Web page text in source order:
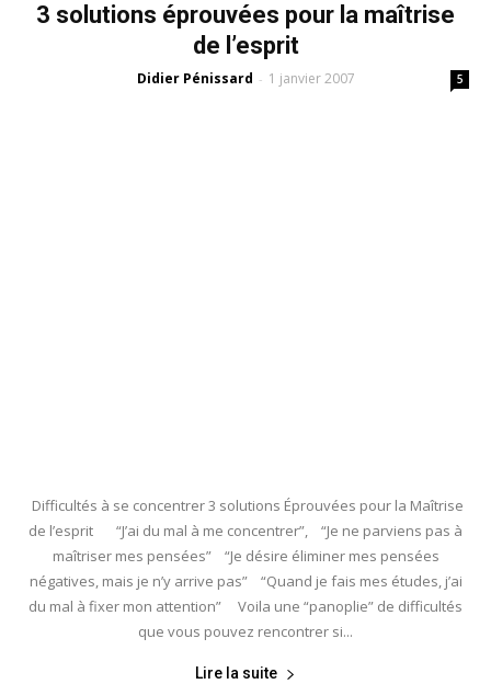
3 solutions éprouvées pour la maîtrise
de l’esprit
Didier Pénissard - 1 janvier 2007 5
Difficultés à se concentrer 3 solutions Éprouvées pour la Maîtrise
de l’esprit “J’ai du mal à me concentrer”, “Je ne parviens pas à
maîtriser mes pensées” “Je désire éliminer mes pensées
négatives, mais je n’y arrive pas” “Quand je fais mes études, j’ai
du mal à fixer mon attention” Voila une “panoplie” de difficultés
que vous pouvez rencontrer si...
Lire la suite